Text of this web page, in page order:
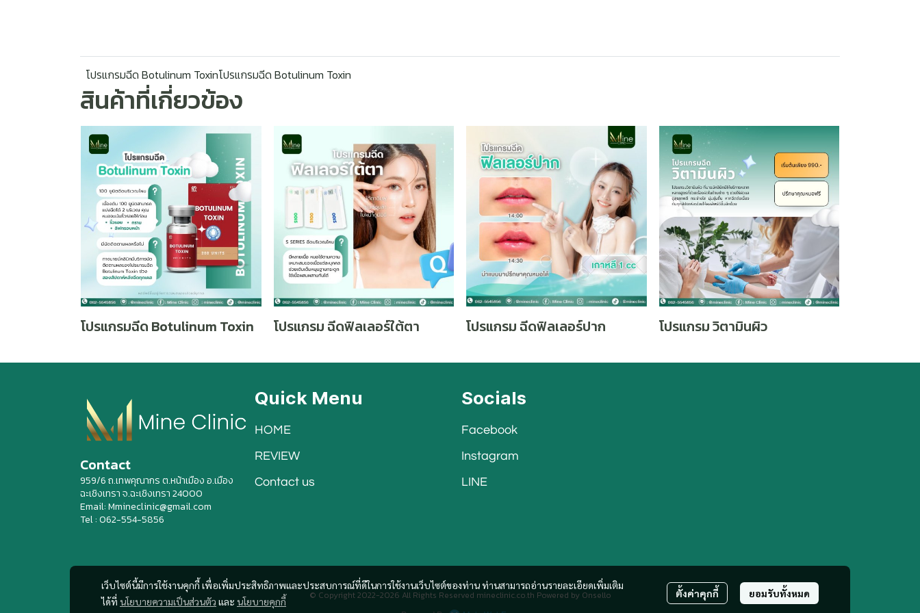
โปรแกรมฉีด Botulinum Toxinโปรแกรมฉีด Botulinum Toxin
สินค้าที่เกี่ยวข้อง
โปรแกรมฉีด Botulinum Toxin โปรแกรม ฉีดฟิลเลอร์ใต้ตา โปรแกรม ฉีดฟิลเลอร์ปาก โปรแกรม วิตามินผิว
เว็บไซต์นี้มีการใช้งานคุกกี้ เพื่อเพิ่มประสิทธิภาพและประสบการณ์ที่ดีในการใช้งานเว็บไซต์ของท่าน ท่านสามารถอ่านรายละเอียดเพิ่มเติม
ได้ที่ นโยบายความเป็นส่วนตัว และ นโยบายคุกกี้
ตั้งค่าคุกกี้ ยอมรับทั้งหมด
Contact
959/6 ถ.เทพคุณากร ต.หน้าเมือง อ.เมือง
ฉะเชิงเทรา จ.ฉะเชิงเทรา 24000
Email: Mmineclinic@gmail.com
Tel : 062-554-5856
Quick Menu
HOME
REVIEW
Contact us
Socials
Facebook
Instagram
LINE
© Copyright 2022-2026 All Rights Reserved mineclinic.co.th Powered by Onsello